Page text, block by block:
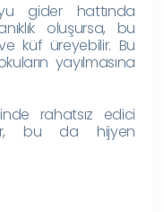
gider hattında
oluşursa, bu
küf üreyebilir. Bu
yayılmasına
rahatsız edici
bu da hijyen